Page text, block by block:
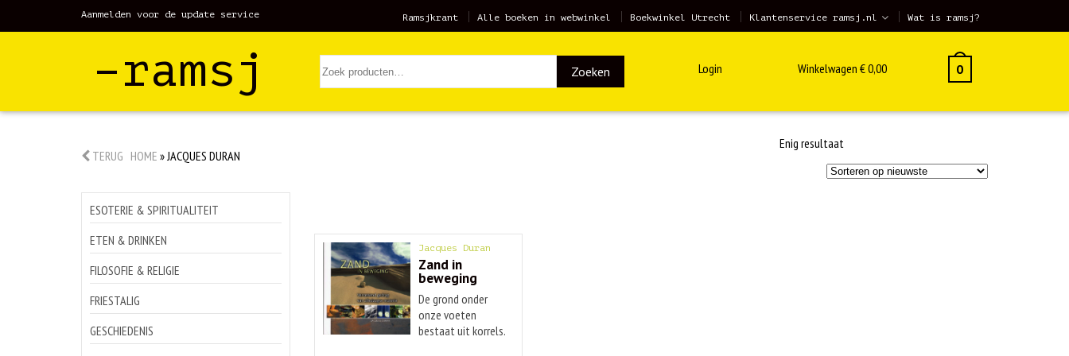
Aanmelden voor de update service Ramsjkrant Alle boeken in webwinkel Boekwinkel Utrecht Klantenservice ramsj.nl Wat is ramsj?
–ramsj Zoeken Login Winkelwagen €0,00 0
TERUG HOME »JACQUES DURAN
Enig resultaat
ESOTERIE & SPIRITUALITEIT
ETEN & DRINKEN
FILOSOFIE & RELIGIE
FRIESTALIG
GESCHIEDENIS
Jacques Duran
Zand in
beweging
De grond onder
onze voeten
bestaat uit korrels.